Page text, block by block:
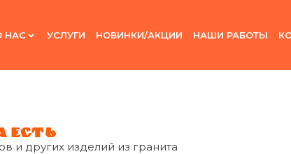
НАС УСЛУГИ НОВИНКИ/АКЦИИ НАШИ РАБОТЫ
ЕСТЬ
и других изделий из гранита